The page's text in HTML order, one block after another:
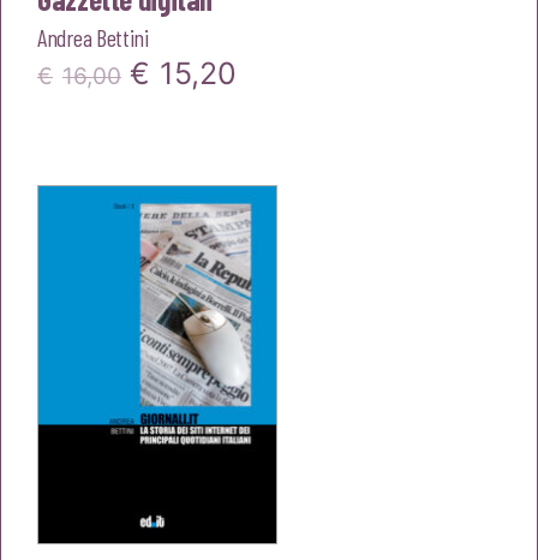
Andrea Bettini
€ 16,00 Il
era:
€16,00.
€ 15,20
è:
€15,20.